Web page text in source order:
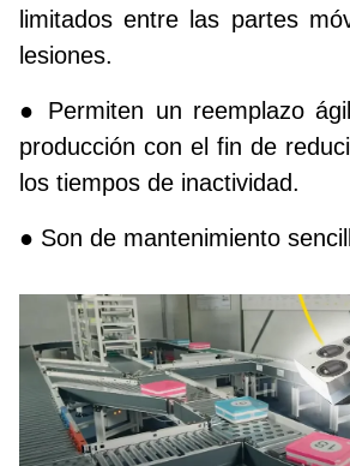
limitados entre las partes
lesiones.
● Permiten un reemplazo
producción con el fin de
los tiempos de inactividad.
● Son de mantenimiento